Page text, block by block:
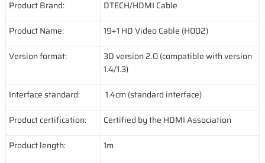
Product Brand:
DTECH/HDMI Cable
Product Name:
19+1 HD Video Cable (H002)
Version format:
3D version 2.0 (compatible with version
1.4/1.3)
Interface standard:
1.4cm (standard interface)
Product certification:
Certified by the HDMI Association
Product length:
1m